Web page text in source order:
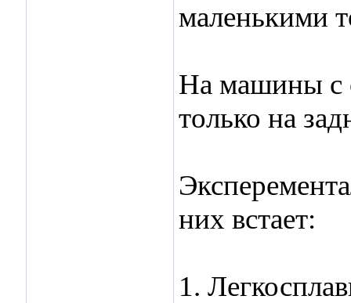
маленькими
На машины с
только на
них встает:
1.